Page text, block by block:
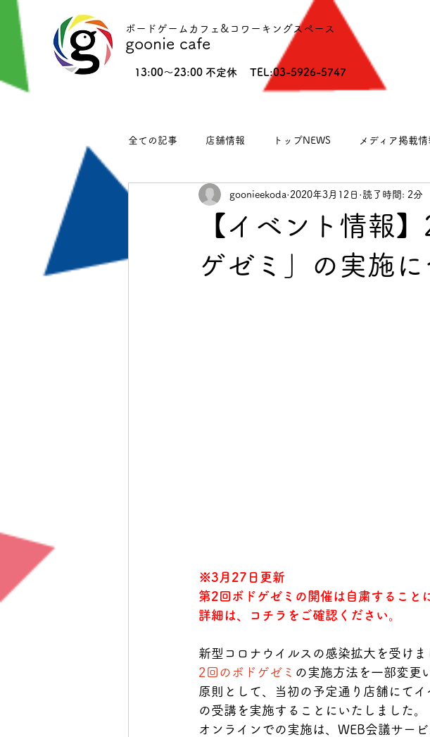
goonie cafe
ボードゲームカフェ&コワーキングスペース
13:00〜23:00 不定休 TEL:03-5926-5747
全ての記事 店舗情報 トップNEWS メディア掲載情
江古田ランチ情報 イベント 営業のお知らせ
【イベント情報
ゲゼミ」の実施
goonieekoda 2020年3月12日 読了時間: 2分
※3月27日更新
第2回ボドゲゼミの開催は自粛すること
詳細は、
コチラ をご確認ください。
新型コロナウイルスの感染拡大を受け
2回のボドゲゼミ の実施方法を一部変更
原則として、当初の予定通り店舗にて
の受講を実施することにいたしました。
オンラインでの実施は、WEB会議サービ